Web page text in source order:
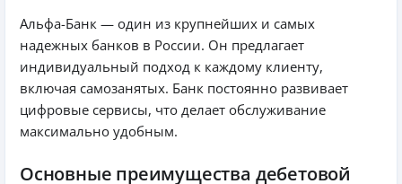
Альфа-Банк — один из крупнейших и самых
надежных банков в России. Он предлагает
индивидуальный подход к каждому клиенту,
включая самозанятых. Банк постоянно развивает
цифровые сервисы, что делает обслуживание
максимально удобным.
Основные преимущества дебетовой